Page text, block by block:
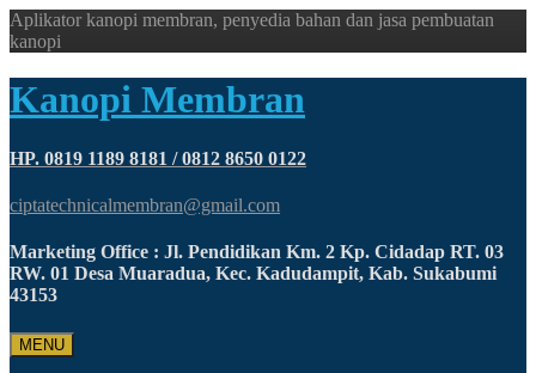
Aplikator kanopi membran, penyedia bahan dan jasa pembuatan
kanopi
Kanopi Membran
HP. 0819 1189 8181 / 0812 8650 0122
ciptatechnicalmembran@gmail.com
Marketing Office : Jl. Pendidikan Km. 2 Kp. Cidadap RT. 03
RW. 01 Desa Muaradua, Kec. Kadudampit, Kab. Sukabumi
43153
MENU